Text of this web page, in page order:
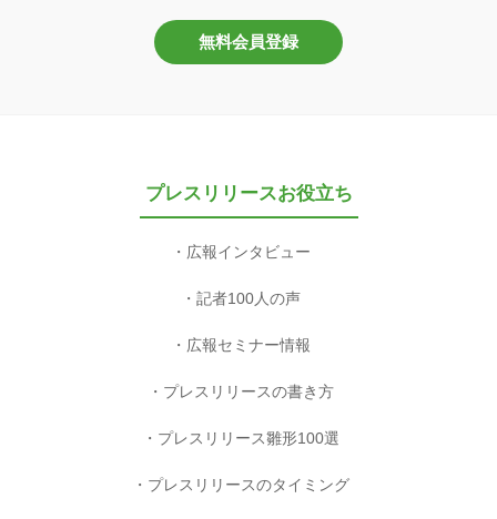
無料会員登録
プレスリリースお役立ち
広報インタビュー
記者100人の声
広報セミナー情報
プレスリリースの書き方
プレスリリース雛形100選
プレスリリースのタイミング